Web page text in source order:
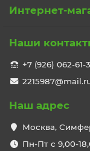
Интернет-
Наши
+7 (926) 062-61-
Наш адрес
Москва,
Пн-Пт с 9,00-